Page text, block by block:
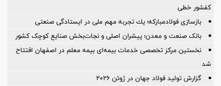
کفشور خطی
بازسازی فولادمباركه؛ یك تجربه مهم ملی در ایستادگی صنعتی
بانک صنعت و معدن؛ پیشران اصلی و نجات‌بخش صنایع کوچک کشور
نخستین مرکز تخصصی خدمات بیمه‌ای بیمه معلم در اصفهان افتتاح
شد
گزارش تولید فولاد جهان در ژوئن ۲۰۲۶